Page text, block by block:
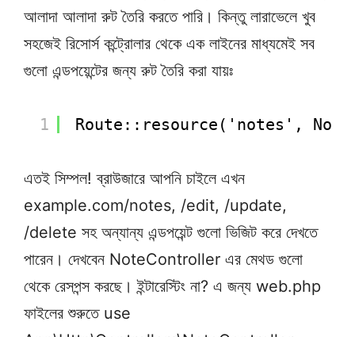
আলাদা আলাদা রুট তৈরি করতে পারি। কিন্তু লারাভেলে খুব
সহজেই রিসোর্স কন্ট্রোলার থেকে এক লাইনের মাধ্যমেই সব
গুলো এন্ডপয়েন্টের জন্য রুট তৈরি করা যায়ঃ
1 Route::resource('notes',
এতই সিম্পল! ব্রাউজারে আপনি চাইলে এখন
example.com/notes, /edit, /update,
/delete সহ অন্যান্য এন্ডপয়েন্ট গুলো ভিজিট করে দেখতে
পারেন। দেখবেন NoteController এর মেথড গুলো
থেকে রেসপন্স করছে। ইন্টারেস্টিং না? এ জন্য web.php
ফাইলের শুরুতে use